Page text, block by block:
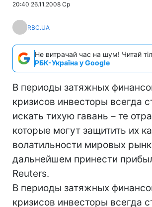
20:40 26.11.2008 Ср
RBC.UA
Не витрачай час на шум! Читай
РБК-Україна у Google
В периоды затяжных
кризисов инвесторы всегда
искать тихую гавань – те
которые могут защитить их
волатильности мировых
дальнейшем принести
Reuters.
В периоды затяжных
кризисов инвесторы всегда